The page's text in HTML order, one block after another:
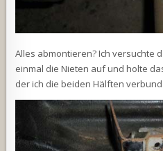
Alles abmontieren? Ich versuchte
einmal die Nieten auf und holte
der ich die beiden Hälften